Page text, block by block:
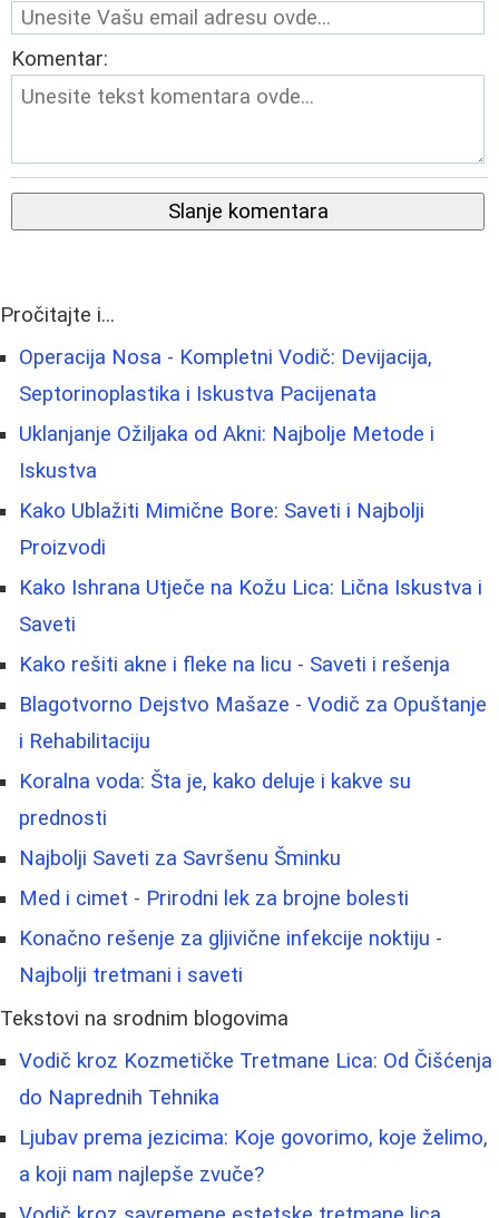
Komentar:
Slanje komentara
Pročitajte i...
Operacija Nosa - Kompletni Vodič: Devijacija,
Septorinoplastika i Iskustva Pacijenata
Uklanjanje Ožiljaka od Akni: Najbolje Metode i
Iskustva
Kako Ublažiti Mimične Bore: Saveti i Najbolji
Proizvodi
Kako Ishrana Utječe na Kožu Lica: Lična Iskustva i
Saveti
Kako rešiti akne i fleke na licu - Saveti i rešenja
Blagotvorno Dejstvo Mašaze - Vodič za Opuštanje
i Rehabilitaciju
Koralna voda: Šta je, kako deluje i kakve su
prednosti
Najbolji Saveti za Savršenu Šminku
Med i cimet - Prirodni lek za brojne bolesti
Konačno rešenje za gljivične infekcije noktiju -
Najbolji tretmani i saveti
Tekstovi na srodnim blogovima
Vodič kroz Kozmetičke Tretmane Lica: Od Čišćenja
do Naprednih Tehnika
Ljubav prema jezicima: Koje govorimo, koje želimo,
a koji nam najlepše zvuče?